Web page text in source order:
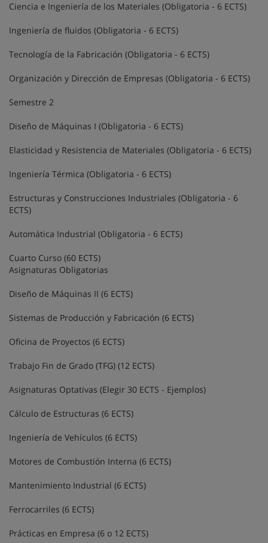
Ciencia e Ingeniería de los Materiales (Obligatoria - 6 ECTS)
Ingeniería de fluidos (Obligatoria - 6 ECTS)
Tecnología de la Fabricación (Obligatoria - 6 ECTS)
Organización y Dirección de Empresas (Obligatoria - 6 ECTS)
Semestre 2
Diseño de Máquinas I (Obligatoria - 6 ECTS)
Elasticidad y Resistencia de Materiales (Obligatoria - 6 ECTS)
Ingeniería Térmica (Obligatoria - 6 ECTS)
Estructuras y Construcciones Industriales (Obligatoria - 6
ECTS)
Automática Industrial (Obligatoria - 6 ECTS)
Cuarto Curso (60 ECTS)
Asignaturas Obligatorias
Diseño de Máquinas II (6 ECTS)
Sistemas de Producción y Fabricación (6 ECTS)
Oficina de Proyectos (6 ECTS)
Trabajo Fin de Grado (TFG) (12 ECTS)
Asignaturas Optativas (Elegir 30 ECTS - Ejemplos)
Cálculo de Estructuras (6 ECTS)
Ingeniería de Vehículos (6 ECTS)
Motores de Combustión Interna (6 ECTS)
Mantenimiento Industrial (6 ECTS)
Ferrocarriles (6 ECTS)
Prácticas en Empresa (6 o 12 ECTS)